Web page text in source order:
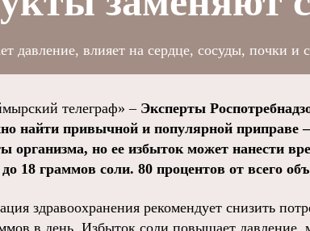
давление, влияет на сердце, сосуды, почки и
телеграф» – Эксперты
найти привычной и популярной приправе
организма, но ее избыток может нанести
18 граммов соли. 80 процентов от всего
здравоохранения рекомендует снизить
в день. Избыток соли повышает давление,